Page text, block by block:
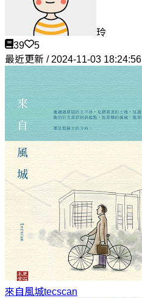
玲
39
5
最近更新 / 2024-11-03 18:24:56
來自風城tecscan